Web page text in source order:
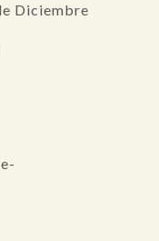
Diciembre